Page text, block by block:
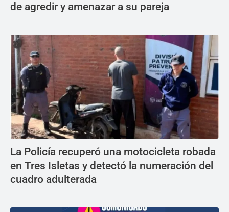
de agredir y amenazar a su pareja
La Policía recuperó una motocicleta robada
en Tres Isletas y detectó la numeración del
cuadro adulterada